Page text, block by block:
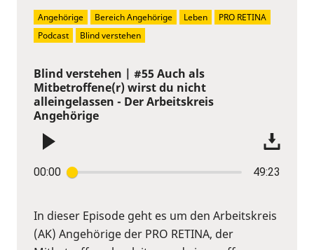
Blind verstehen | #55 Auch als
Mitbetroffene(r) wirst du nicht
alleingelassen - Der Arbeitskreis
Angehörige
00:00 49:23
In dieser Episode geht es um den Arbeitskreis
(AK) Angehörige der PRO RETINA, der
Angehörige Bereich Angehörige Leben
PRO RETINA
Podcast
Blind verstehen